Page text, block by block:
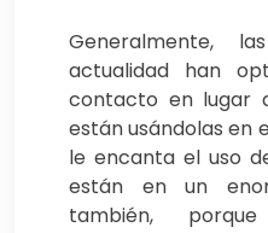
Generalmente,
actualidad han
contacto en lugar
están usándolas en
le encanta el uso
están en un
también,